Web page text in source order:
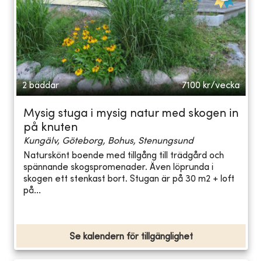
2 bäddar 7100 kr/vecka
Mysig stuga i mysig natur med skogen in
på knuten
Kungälv, Göteborg, Bohus, Stenungsund
Naturskönt boende med tillgång till trädgård och
spännande skogspromenader. Även löprunda i
skogen ett stenkast bort. Stugan är på 30 m2 + loft
på...
Se kalendern för tillgänglighet